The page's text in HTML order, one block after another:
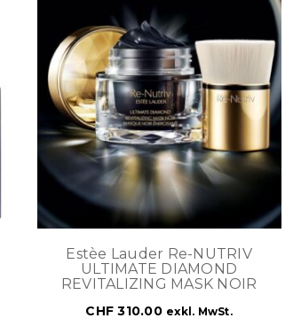
Estèe Lauder Re-NUTRIV
ULTIMATE DIAMOND
REVITALIZING MASK NOIR
CHF 310.00 exkl. MwSt.